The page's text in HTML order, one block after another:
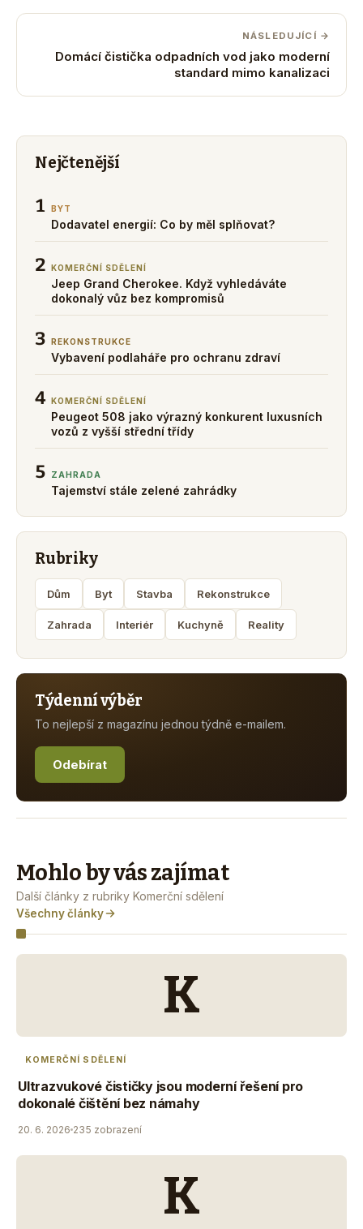
NÁSLEDUJÍCÍ →
Domácí čistička odpadních vod jako moderní
standard mimo kanalizaci
Nejčtenější
1 BYT
Dodavatel energií: Co by měl splňovat?
2 KOMERČNÍ SDĚLENÍ
Jeep Grand Cherokee. Když vyhledáváte
dokonalý vůz bez kompromisů
3 REKONSTRUKCE
Vybavení podlaháře pro ochranu zdraví
4 KOMERČNÍ SDĚLENÍ
Peugeot 508 jako výrazný konkurent luxusních
vozů z vyšší střední třídy
5 ZAHRADA
Tajemství stále zelené zahrádky
Rubriky
Dům Byt Stavba Rekonstrukce
Zahrada Interiér Kuchyně Reality
Týdenní výběr
To nejlepší z magazínu jednou týdně e-mailem.
Odebírat
Mohlo by vás zajímat
Další články z rubriky Komerční sdělení
Všechny články
K
KOMERČNÍ SDĚLENÍ
Ultrazvukové čističky jsou moderní řešení pro
dokonalé čištění bez námahy
20. 6. 2026 235 zobrazení
K